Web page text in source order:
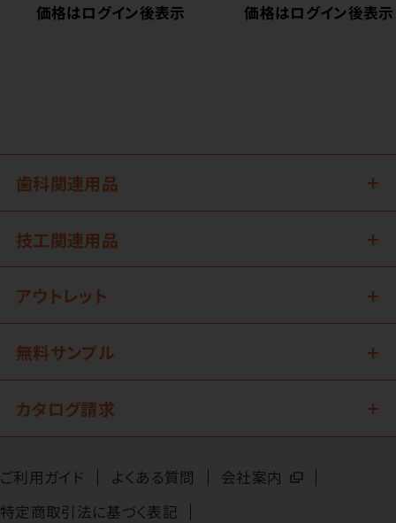
価格はログイン後表示
価格はログイン後表示
歯科関連用品
技工関連用品
アウトレット
無料サンプル
カタログ請求
ご利用ガイド よくある質問
会社案内
特定商取引法に基づく表記